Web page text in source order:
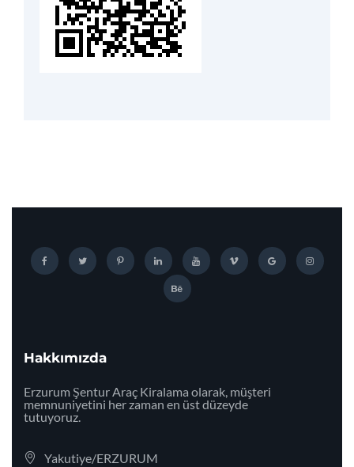
Hakkımızda
Erzurum Şentur Araç Kiralama olarak, müşteri
memnuniyetini her zaman en üst düzeyde
tutuyoruz.
Yakutiye/ERZURUM